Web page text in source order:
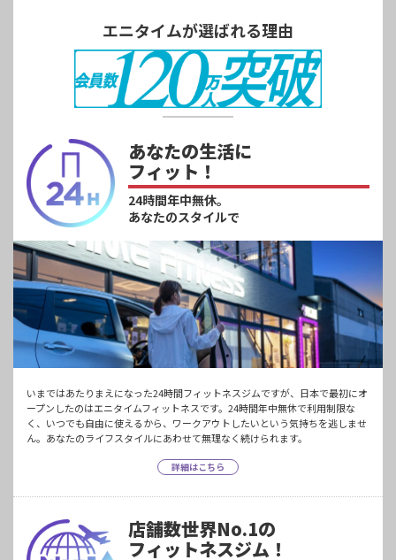
エニタイムが選ばれる理由
あなたの生活に
フィット！
24時間年中無休。
あなたのスタイルで
いまではあたりまえになった24時間フィットネスジムですが、日本で最初にオ
ープンしたのはエニタイムフィットネスです。24時間年中無休で利用制限な
く、いつでも自由に使えるから、ワークアウトしたいという気持ちを逃しませ
ん。あなたのライフスタイルにあわせて無理なく続けられます。
詳細はこちら
店舗数世界No.1の
フィットネスジム！